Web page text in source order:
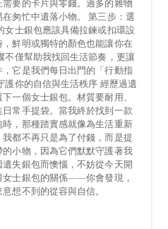
要的卡片與零錢。過多的雜物
匆忙中遺落小物。 第三步：選
女士銀包應該具備拉鍊或扣環設
鮮明或獨特的顏色也能讓你在
不僅幫助我找回生活節奏，更讓
它是我們每日出門的「行動指
護你的自信與生活秩序 經歷過遺
一個女士銀包。材質要耐用、
常手提袋。當我終於找到一款
，那種踏實感就像為生活重新
都不再只是為了付錢，而是提
小物，因為它們默默守護著我
失銀包而懊惱，不妨從今天開
女士銀包的關係——你會發現，
想不到的從容與自信。